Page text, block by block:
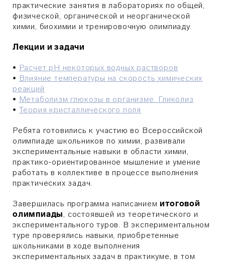
практические занятия в лабораториях по общей,
физической, органической и неорганической
химии, биохимии и тренировочную олимпиаду.
Лекции и задачи
• Расчет pH некоторых водных растворов
• Влияние температуры на скорость химических
реакций
• Метаболизм глюкозы в организме. Гликолиз
• Теория кристаллического поля
Ребята готовились к участию во Всероссийской
олимпиаде школьников по химии, развивали
экспериментальные навыки в области химии,
практико-ориентированное мышление и умение
работать в коллективе в процессе выполнения
практических задач.
Завершилась программа написаниемитоговой
олимпиады, состоявшей из теоретического и
экспериментального туров. В экспериментальном
туре проверялись навыки, приобретенные
школьниками в ходе выполнения
экспериментальных задач в практикуме, в том